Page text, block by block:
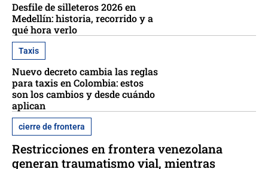
Desfile de silleteros 2026 en
Medellín: historia, recorrido y a
qué hora verlo
Taxis
Nuevo decreto cambia las reglas
para taxis en Colombia: estos
son los cambios y desde cuándo
aplican
cierre de frontera
Restricciones en frontera venezolana
generan traumatismo vial, mientras